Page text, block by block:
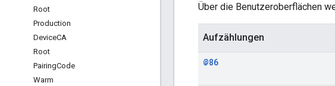
Root
Production
DeviceCA
Root
PairingCode
Warm
Über die Benutzeroberflächen
Aufzählungen
@86